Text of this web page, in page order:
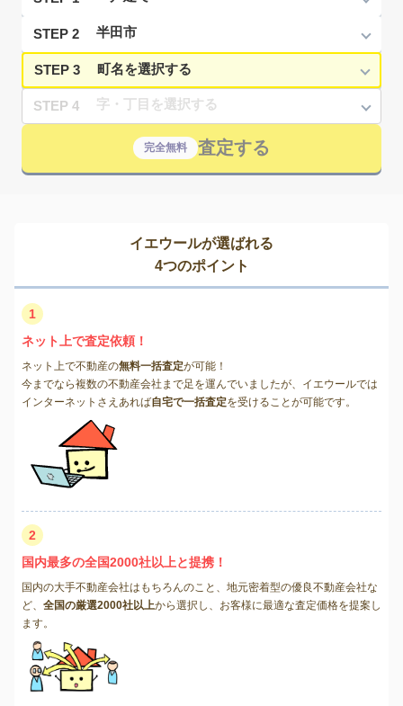
STEP 2
STEP 3
STEP 4
完全無料 査定する
イエウールが選ばれる
4つのポイント
1
ネット上で査定依頼！
ネット上で不動産の無料一括査定が可能！
今までなら複数の不動産会社まで足を運んでいましたが、イエウールでは
インターネットさえあれば自宅で一括査定を受けることが可能です。
2
国内最多の全国2000社以上と提携！
国内の大手不動産会社はもちろんのこと、地元密着型の優良不動産会社な
ど、 全国の厳選2000社以上から選択し、お客様に最適な査定価格を提案し
ます。